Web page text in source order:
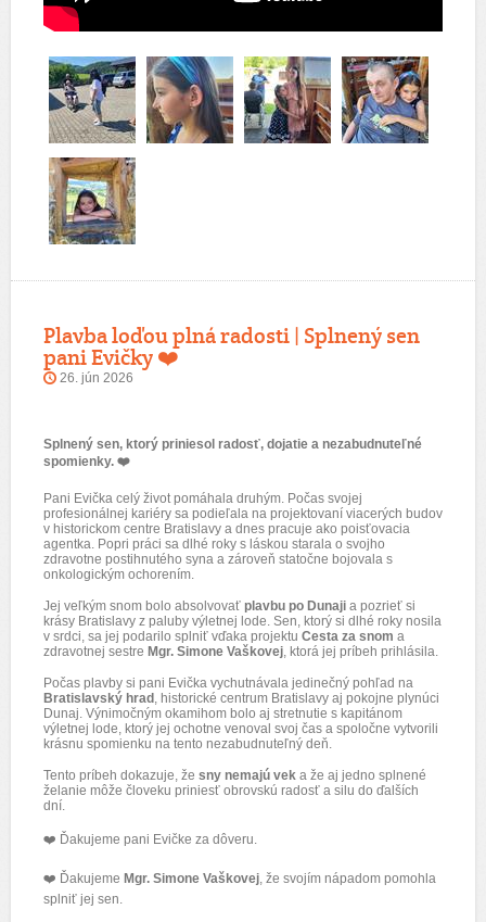
Plavba loďou plná radosti | Splnený sen
pani Evičky ❤️
26. jún 2026
Splnený sen, ktorý priniesol radosť, dojatie a nezabudnuteľné
spomienky. ❤️
Pani Evička celý život pomáhala druhým. Počas svojej
profesionálnej kariéry sa podieľala na projektovaní viacerých budov
v historickom centre Bratislavy a dnes pracuje ako poisťovacia
agentka. Popri práci sa dlhé roky s láskou starala o svojho
zdravotne postihnutého syna a zároveň statočne bojovala s
onkologickým ochorením.
Jej veľkým snom bolo absolvovať plavbu po Dunaji a pozrieť si
krásy Bratislavy z paluby výletnej lode. Sen, ktorý si dlhé roky nosila
v srdci, sa jej podarilo splniť vďaka projektu Cesta za snom a
zdravotnej sestre Mgr. Simone Vaškovej, ktorá jej príbeh prihlásila.
Počas plavby si pani Evička vychutnávala jedinečný pohľad na
Bratislavský hrad , historické centrum Bratislavy aj pokojne plynúci
Dunaj. Výnimočným okamihom bolo aj stretnutie s kapitánom
výletnej lode, ktorý jej ochotne venoval svoj čas a spoločne vytvorili
krásnu spomienku na tento nezabudnuteľný deň.
Tento príbeh dokazuje, že sny nemajú vek a že aj jedno splnené
želanie môže človeku priniesť obrovskú radosť a silu do ďalších
dní.
❤️ Ďakujeme pani Evičke za dôveru.
❤️ Ďakujeme Mgr. Simone Vaškovej, že svojím nápadom pomohla
splniť jej sen.